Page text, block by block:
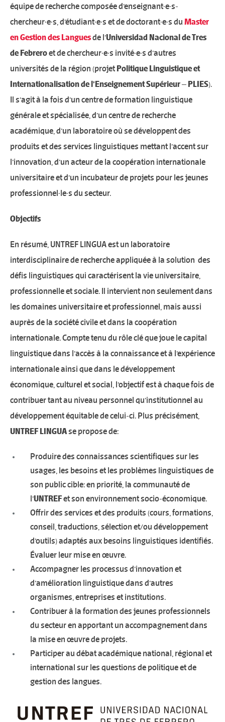
équipe de recherche composée d’enseignant·e·s-
chercheur·e·s, d’étudiant·e·s et de doctorant·e·s du Master
en Gestion des Languesde l’Universidad Nacional de Tres
de Febreroet de chercheur·e·s invité·e·s d’autres
universités de la région (projetPolitique Linguistique et
Internationalisation de l’Enseignement Supérieur – PLIES).
Il s’agit à la fois d’un centre de formation linguistique
générale et spécialisée, d’un centre de recherche
académique, d’un laboratoire où se développent des
produits et des services linguistiques mettant l’accent sur
l’innovation, d’un acteur de la coopération internationale
universitaire et d’un incubateur de projets pour les jeunes
professionnel·le·s du secteur.
Objectifs
En résumé, UNTREF LINGUA est un laboratoire
interdisciplinaire de recherche appliquée à la solution des
défis linguistiques qui caractérisent la vie universitaire,
professionnelle et sociale. Il intervient non seulement dans
les domaines universitaire et professionnel, mais aussi
auprès de la société civile et dans la coopération
internationale. Compte tenu du rôle clé que joue le capital
linguistique dans l’accès à la connaissance et à l’expérience
internationale ainsi que dans le développement
économique, culturel et social, l’objectif est à chaque fois de
contribuer tant au niveau personnel qu’institutionnel au
développement équitable de celui-ci. Plus précisément,
UNTREF LINGUAse propose de:
Produire des connaissances scientifiques sur les
usages, les besoins et les problèmes linguistiques de
son public cible: en priorité, la communauté de
l’UNTREFet son environnement socio-économique.
Offrir des services et des produits (cours, formations,
conseil, traductions, sélection et/ou développement
d’outils) adaptés aux besoins linguistiques identifiés.
Évaluer leur mise en œuvre.
Accompagner les processus d’innovation et
d’amélioration linguistique dans d’autres
organismes, entreprises et institutions.
Contribuer à la formation des jeunes professionnels
du secteur en apportant un accompagnement dans
la mise en œuvre de projets.
Participer au débat académique national, régional et
international sur les questions de politique et de
gestion des langues.